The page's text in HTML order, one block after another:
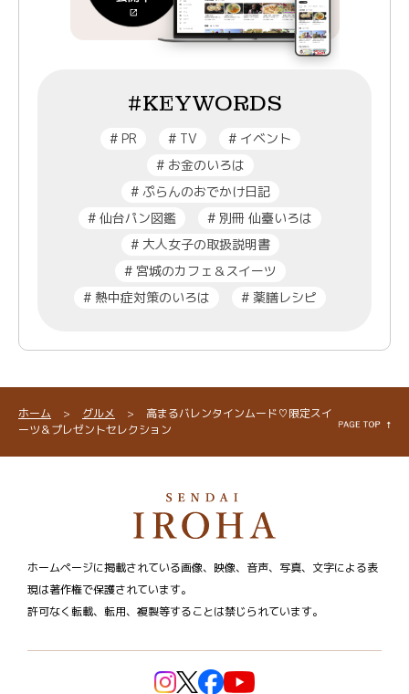
#KEYWORDS
#PR #TV #イベント
#お金のいろは
#ぷらんのおでかけ日記
# 仙台パン図鑑 # 別冊 仙臺いろは
#大人女子の取扱説明書
#宮城のカフェ＆スイーツ
# 熱中症対策のいろは # 薬膳レシピ
ホーム > グルメ >
高まるバレンタインムード♡限定スイ
ーツ＆プレゼントセレクション
ホームページに掲載されている画像、映像、音声、写真、文字による表
現は著作権で保護されています。
許可なく転載、転用、複製等することは禁じられています。